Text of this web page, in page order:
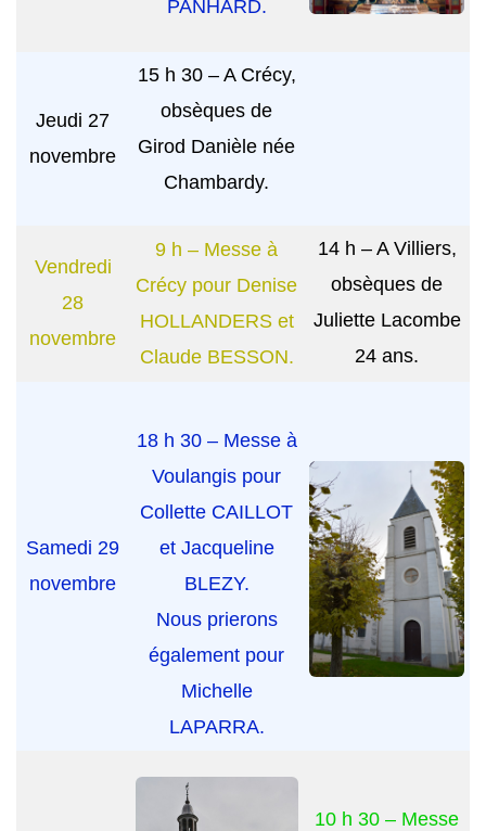
PANHARD.
Jeudi 27
novembre
15 h 30 – A Crécy,
obsèques de
Girod Danièle née
Chambardy.
Vendredi
28
novembre
9 h – Messe à
Crécy pour Denise
HOLLANDERS et
Claude BESSON.
14 h – A Villiers,
obsèques de
Juliette Lacombe
24 ans.
Samedi 29
novembre
18 h 30 – Messe à
Voulangis pour
Collette CAILLOT
et Jacqueline
BLEZY.
Nous prierons
également pour
Michelle
LAPARRA.
10 h 30 – Messe